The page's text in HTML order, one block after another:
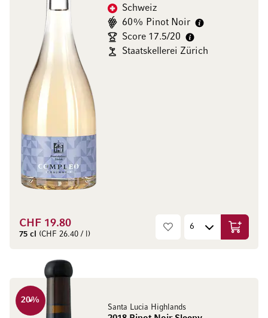
Schweiz
60% Pinot Noir
Score 17.5/20
Staatskellerei Zürich
CHF 19.80
75 cl (CHF 26.40 / l) In den
Santa Lucia Highlands
20%